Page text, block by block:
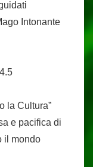
Intonante
la Cultura”
e pacifica di
il mondo